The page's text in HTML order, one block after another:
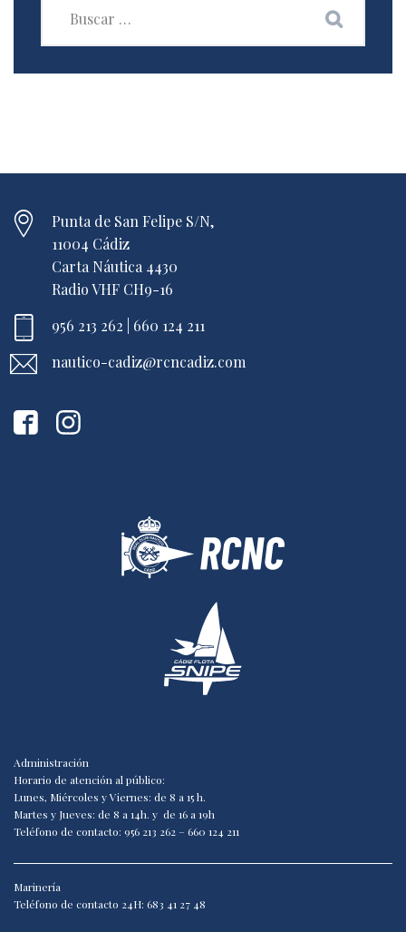
Punta de San Felipe S/N,
11004 Cádiz
Carta Náutica 4430
Radio VHF CH9-16
956 213 262 | 660 124 211
nautico-cadiz@rcncadiz.com
Administración
Horario de atención al público:
Lunes, Miércoles y Viernes: de 8 a 15 h.
Martes y Jueves: de 8 a 14h. y de 16 a 19h
Teléfono de contacto: 956 213 262 – 660 124 211
Marinería
Teléfono de contacto 24H: 683 41 27 48